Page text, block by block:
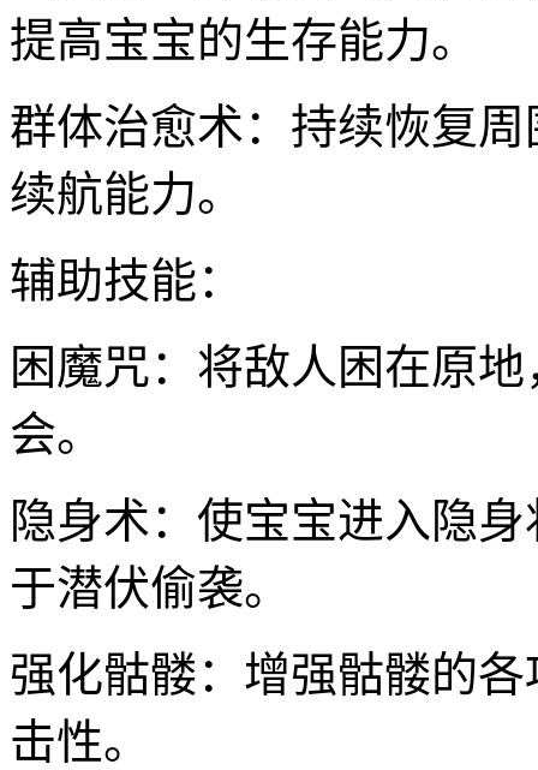
提高宝宝的生存能力。
群体治愈术：持续恢复
续航能力。
辅助技能：
困魔咒：将敌人困在原
会。
隐身术：使宝宝进入隐
于潜伏偷袭。
强化骷髅：增强骷髅的
击性。